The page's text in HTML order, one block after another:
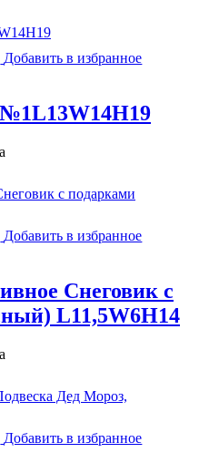
Добавить в избранное
Добавить в избранное
Снеговик с
L11,5W6H14
Добавить в избранное